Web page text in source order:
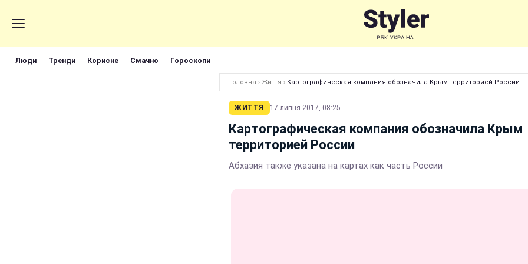
Люди Тренди Корисне Смачно Гороскопи
Головна › Життя › Картографическая компания обозначила Крым территорией России
ЖИТТЯ 17 липня 2017, 08:25
Картографическая компания обозначила Крым
территорией России
Абхазия также указана на картах как часть России